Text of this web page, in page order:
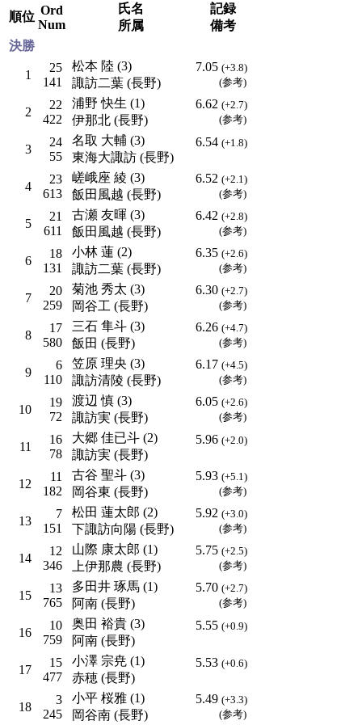
順位 Ord
Num
氏名
所属
記録
備考
決勝
1
25
141
松本 陸 (3)
諏訪二葉 (長野)
7.05 (+3.8)
(参考)
2
22
422
浦野 快生 (1)
伊那北 (長野)
6.62 (+2.7)
(参考)
3
24
55
名取 大輔 (3)
東海大諏訪 (長野)
6.54 (+1.8)
4
23
613
嵯峨座 綾 (3)
飯田風越 (長野)
6.52 (+2.1)
(参考)
5
21
611
古瀬 友暉 (3)
飯田風越 (長野)
6.42 (+2.8)
(参考)
6
18
131
小林 蓮 (2)
諏訪二葉 (長野)
6.35 (+2.6)
(参考)
7
20
259
菊池 秀太 (3)
岡谷工 (長野)
6.30 (+2.7)
(参考)
8
17
580
三石 隼斗 (3)
飯田 (長野)
6.26 (+4.7)
(参考)
9
6
110
笠原 理央 (3)
諏訪清陵 (長野)
6.17 (+4.5)
(参考)
10
19
72
渡辺 慎 (3)
諏訪実 (長野)
6.05 (+2.6)
(参考)
11
16
78
大郷 佳已斗 (2)
諏訪実 (長野)
5.96 (+2.0)
12
11
182
古谷 聖斗 (3)
岡谷東 (長野)
5.93 (+5.1)
(参考)
13
7
151
松田 蓮太郎 (2)
下諏訪向陽 (長野)
5.92 (+3.0)
(参考)
14
12
346
山際 康太郎 (1)
上伊那農 (長野)
5.75 (+2.5)
(参考)
15
13
765
多田井 琢馬 (1)
阿南 (長野)
5.70 (+2.7)
(参考)
16
10
759
奥田 裕貴 (3)
阿南 (長野)
5.55 (+0.9)
17
15
477
小澤 宗尭 (1)
赤穂 (長野)
5.53 (+0.6)
18
3
245
小平 桜雅 (1)
岡谷南 (長野)
5.49 (+3.3)
(参考)